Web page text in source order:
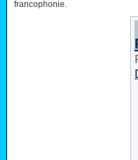
francophonie.